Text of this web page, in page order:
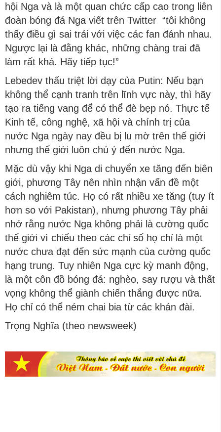
hội Nga và là một quan chức cấp cao trong liên
đoàn bóng đá Nga viết trên Twitter “tôi không
thấy điều gì sai trái với việc các fan đánh nhau.
Ngược lại là đằng khác, những chàng trai đã
làm rất khá. Hãy tiếp tục!”
Lebedev thấu triệt lời dạy của Putin: Nếu bạn
không thể cạnh tranh trên lĩnh vực này, thì hãy
tạo ra tiếng vang để có thể đè bẹp nó. Thực tế
Kinh tế, công nghệ, xã hội và chính trị của
nước Nga ngày nay đều bị lu mờ trên thế giới
nhưng thế giới luôn chú ý đến nước Nga.
Mặc dù vậy khi Nga di chuyển xe tăng đến biên
giới, phương Tây nên nhìn nhận vấn đề một
cách nghiêm túc. Họ có rất nhiều xe tăng (tuy ít
hơn so với Pakistan), nhưng phương Tây phải
nhớ rằng nước Nga không phải là cường quốc
thế giới vì chiếu theo các chỉ số họ chỉ là một
nước chưa đạt đến sức mạnh của cường quốc
hạng trung. Tuy nhiên Nga cực kỳ manh động,
là một côn đồ bóng đá: nghèo, say rượu và thất
vọng không thể giành chiến thắng được nữa.
Họ chỉ có thể ném chai bia từ các khán đài.
Trọng Nghĩa (theo newsweek)